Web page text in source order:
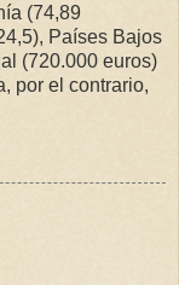
(74,89
Países Bajos
(720.000 euros)
por el contrario,